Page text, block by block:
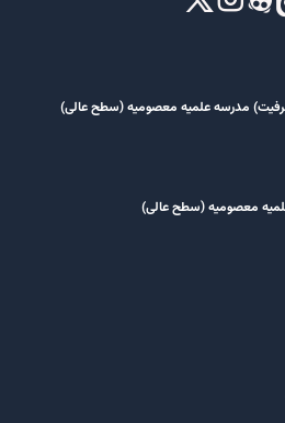
مدرسه علمیه معصومیه‌ (سطح عالی)
معصومیه‌ (سطح عالی)